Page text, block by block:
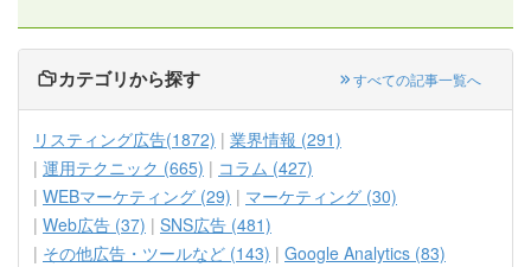
代理店の乗り換えをお考えの方
広告代理店・HP制作会社様へ
お申し込みから運用開始までの流れ
会社概要
お問い合わせ
カテゴリから探す すべての記事一覧へ
リスティング広告(1872)
業界情報 (291)
運用テクニック (665)
コラム (427)
WEBマーケティング (29)
マーケティング (30)
Web広告 (37)
SNS広告 (481)
その他広告・ツールなど (143)
Google Analytics (83)